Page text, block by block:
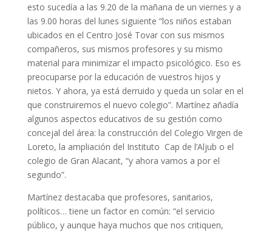
esto sucedía a las 9.20 de la mañana de un viernes y a
las 9.00 horas del lunes siguiente “los niños estaban
ubicados en el Centro José Tovar con sus mismos
compañeros, sus mismos profesores y su mismo
material para minimizar el impacto psicológico. Eso es
preocuparse por la educación de vuestros hijos y
nietos. Y ahora, ya está derruido y queda un solar en el
que construiremos el nuevo colegio”. Martínez añadía
algunos aspectos educativos de su gestión como
concejal del área: la construcción del Colegio Virgen de
Loreto, la ampliación del Instituto Cap de l’Aljub o el
colegio de Gran Alacant, “y ahora vamos a por el
segundo”.
Martínez destacaba que profesores, sanitarios,
políticos… tiene un factor en común: “el servicio
público, y aunque haya muchos que nos critiquen,